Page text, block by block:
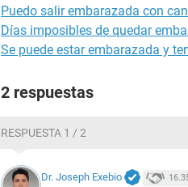
Puedo salir embarazada con
Días imposibles de quedar
Se puede estar embarazada y
2 respuestas
RESPUESTA 1 / 2
Dr. Joseph Exebio